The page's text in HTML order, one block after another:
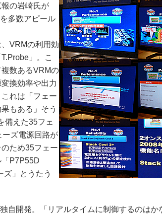
の岩崎氏が
多数アピール
VRMの利用効
」。こ
数あるVRMの
換効率や出力
れは「フェー
もある」そう
備えた35フェ
ーズ電源回路が
ため35フェー
P7P55D
ズ」とうたう
開発。「リアルタイムに制御するのはか